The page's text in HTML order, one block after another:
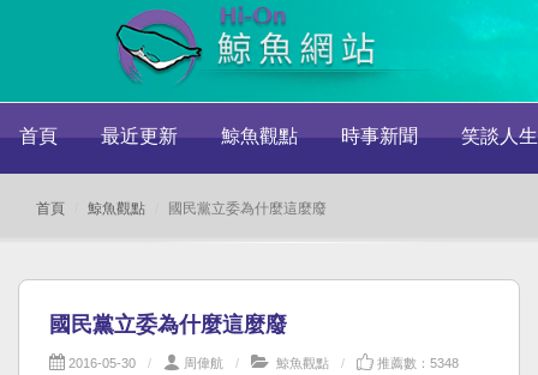
首頁 最近更新 鯨魚觀點 時事新聞 笑談人生
首頁 鯨魚觀點 國民黨立委為什麼這麼廢
國民黨立委為什麼這麼廢
2016-05-30 周偉航 鯨魚觀點 推薦數：5348